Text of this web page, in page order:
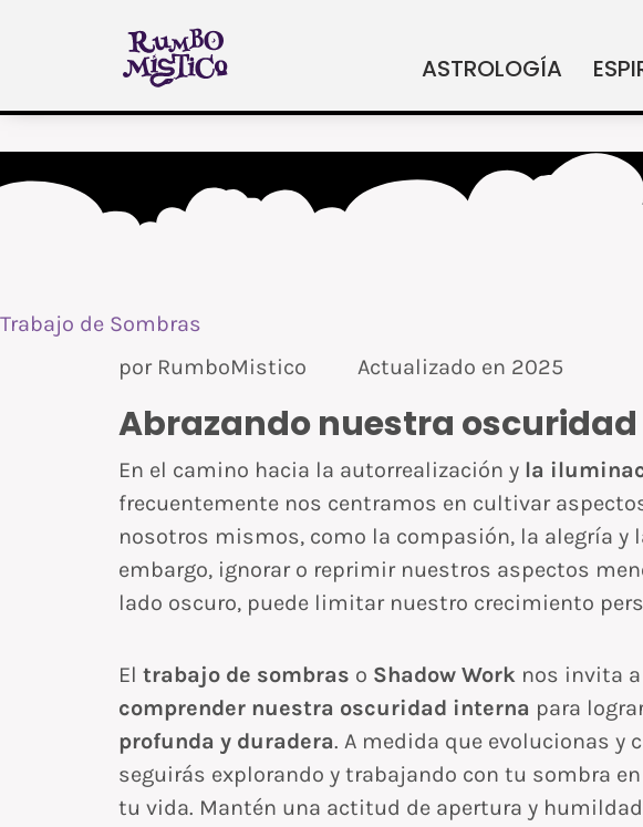
ASTROLOGÍA
Trabajo de Sombras
por RumboMistico Actualizado en 2025
Abrazando nuestra oscuridad
En el camino hacia la autorrealización y la
frecuentemente nos centramos en cultivar
nosotros mismos, como la compasión, la alegría y
embargo, ignorar o reprimir nuestros aspectos
lado oscuro, puede limitar nuestro crecimiento
El trabajo de sombras o Shadow Work nos invita a
comprender nuestra oscuridad interna para
profunda y duradera. A medida que evolucionas y
seguirás explorando y trabajando con tu sombra
tu vida. Mantén una actitud de apertura y